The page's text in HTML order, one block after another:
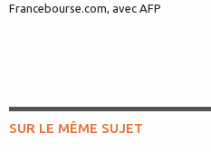
Francebourse.com, avec AFP
SUR LE MÊME SUJET